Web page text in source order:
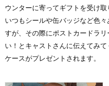
ウンターに寄ってギフトを受け取
いつもシールや缶バッジなど色
すが、その際にポストカードラリ
い！とキャストさんに伝えてみて
ケースがプレゼントされます。